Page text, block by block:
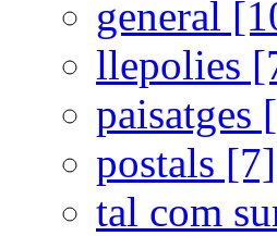
general
llepolies
paisatges
postals [7]
tal com